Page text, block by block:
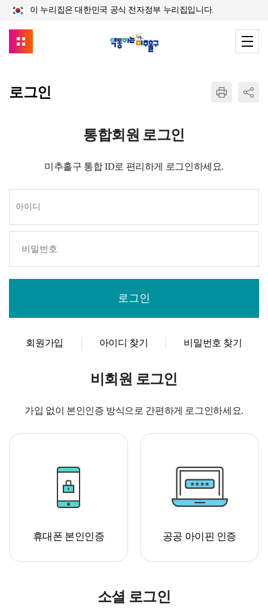
이 누리집은 대한민국 공식 전자정부 누리집입니다.
로그인
통합회원 로그인
미추홀구 통합 ID로 편리하게 로그인하세요.
회원가입 아이디 찾기 비밀번호 찾기
비회원 로그인
가입 없이 본인인증 방식으로 간편하게 로그인하세요.
휴대폰 본인인증 공공 아이핀 인증
소셜 로그인